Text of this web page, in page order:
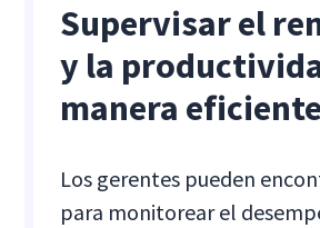
Supervisar el
y la
manera eficiente
Los gerentes pueden
para monitorear el